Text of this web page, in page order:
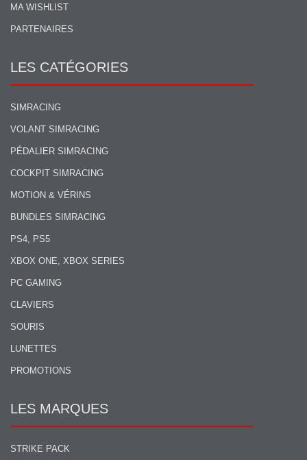
MA WISHLIST
PARTENAIRES
LES CATÉGORIES
SIMRACING
VOLANT SIMRACING
PÉDALIER SIMRACING
COCKPIT SIMRACING
MOTION & VÉRINS
BUNDLES SIMRACING
PS4, PS5
XBOX ONE, XBOX SERIES
PC GAMING
CLAVIERS
SOURIS
LUNETTES
PROMOTIONS
LES MARQUES
STRIKE PACK